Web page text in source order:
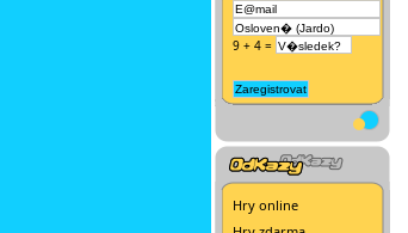
9 + 4 =
Hry online